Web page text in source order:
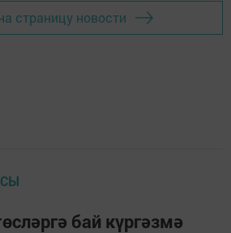
страницу новости
бай күргәзмә